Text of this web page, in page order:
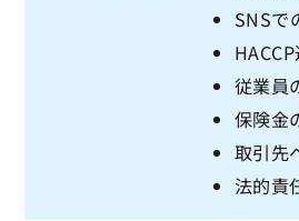
SNSで
従業員
保険金
取引先
法的責